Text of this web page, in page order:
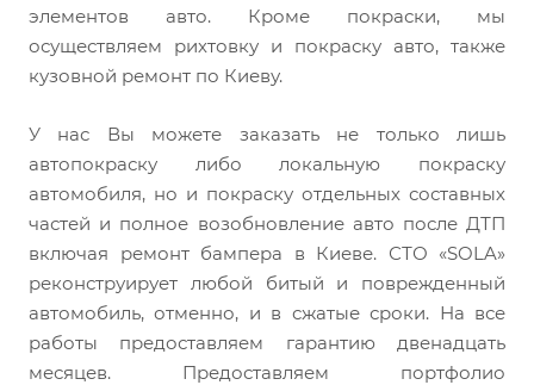
элементов авто. Кроме покраски, мы
осуществляем рихтовку и покраску авто, также
кузовной ремонт по Киеву.
У нас Вы можете заказать не только лишь
автопокраску либо локальную покраску
автомобиля, но и покраску отдельных составных
частей и полное возобновление авто после ДТП
включая ремонт бампера в Киеве. СТО «SOLA»
реконструирует любой битый и поврежденный
автомобиль, отменно, и в сжатые сроки. На все
работы предоставляем гарантию двенадцать
месяцев. Предоставляем портфолио